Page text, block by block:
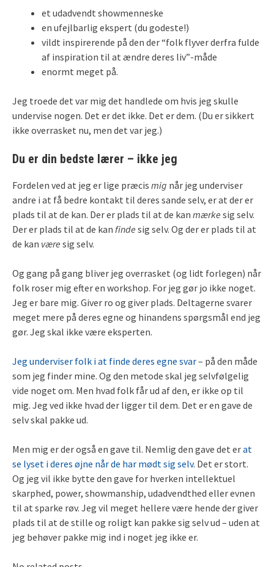
et udadvendt showmenneske
en ufejlbarlig ekspert (du godeste!)
vildt inspirerende på den der “folk flyver derfra fulde
af inspiration til at ændre deres liv”-måde
enormt meget på.
Jeg troede det var mig det handlede om hvis jeg skulle
undervise nogen. Det er det ikke. Det er dem. (Du er sikkert
ikke overrasket nu, men det var jeg.)
Du er din bedste lærer – ikke jeg
Fordelen ved at jeg er lige præcis mig når jeg underviser
andre i at få bedre kontakt til deres sande selv, er at der er
plads til at de kan. Der er plads til at de kan mærke sig selv.
Der er plads til at de kan finde sig selv. Og der er plads til at
de kan være sig selv.
Og gang på gang bliver jeg overrasket (og lidt forlegen) når
folk roser mig efter en workshop. For jeg gør jo ikke noget.
Jeg er bare mig. Giver ro og giver plads. Deltagerne svarer
meget mere på deres egne og hinandens spørgsmål end jeg
gør. Jeg skal ikke være eksperten.
Jeg underviser folk i at finde deres egne svar– på den måde
som jeg finder mine. Og den metode skal jeg selvfølgelig
vide noget om. Men hvad folk får ud af den, er ikke op til
mig. Jeg ved ikke hvad der ligger til dem. Det er en gave de
selv skal pakke ud.
Men mig er der også en gave til. Nemlig den gave det erat
se lyset i deres øjne når de har mødt sig selv. Det er stort.
Og jeg vil ikke bytte den gave for hverken intellektuel
skarphed, power, showmanship, udadvendthed eller evnen
til at sparke røv. Jeg vil meget hellere være hende der giver
plads til at de stille og roligt kan pakke sig selv ud – uden at
jeg behøver pakke mig ind i noget jeg ikke er.